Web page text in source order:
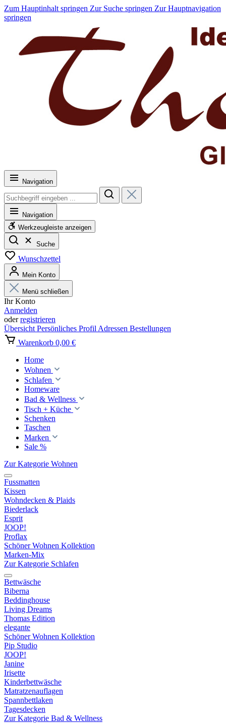
Zum Hauptinhalt springen Zur Suche springen Zur Hauptnavigation
springen
Navigation
Navigation
Werkzeugleiste anzeigen
Suche
Wunschzettel
Mein Konto
Menü schließen
Ihr Konto
Anmelden
oderregistrieren
Übersicht Persönliches Profil Adressen Bestellungen
Warenkorb 0,00 €
Home
Wohnen
Schlafen
Homeware
Bad & Wellness
Tisch + Küche
Schenken
Taschen
Marken
Sale %
Zur Kategorie Wohnen
Fussmatten
Kissen
Wohndecken & Plaids
Biederlack
Esprit
JOOP!
Proflax
Schöner Wohnen Kollektion
Marken-Mix
Zur Kategorie Schlafen
Bettwäsche
Biberna
Beddinghouse
Living Dreams
Thomas Edition
elegante
Schöner Wohnen Kollektion
Pip Studio
JOOP!
Janine
Irisette
Kinderbettwäsche
Matratzenauflagen
Spannbettlaken
Tagesdecken
Zur Kategorie Bad & Wellness